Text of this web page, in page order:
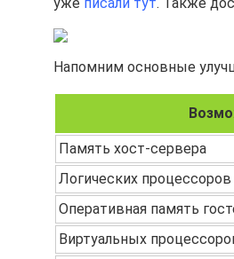
Напомним основные
Память хост-сервера
Логических процессоров
Оперативная память
Виртуальных